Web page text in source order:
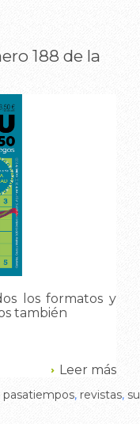
188 de la
los formatos y
también
Leer más
pasatiempos, revistas,